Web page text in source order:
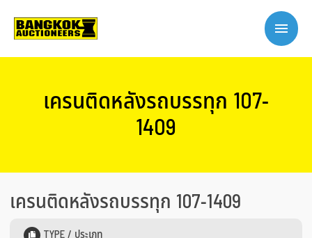
เครนติดหลังรถบรรทุก 107-
1409
เครนติดหลังรถบรรทุก 107-1409